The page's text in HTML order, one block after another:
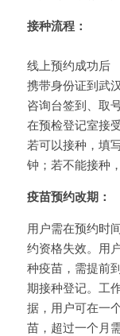
接种流程：
线上预约成功后
携带身份证到武
咨询台签到、取
在预检登记室接
若可以接种，填
钟；若不能接种
疫苗预约改期：
用户需在预约时
约资格失效。用
种疫苗，需提前
期接种登记。工
据，用户可在一
苗，超过一个月